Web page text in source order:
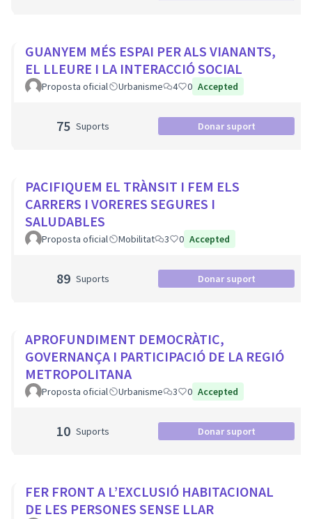
GUANYEM MÉS ESPAI PER ALS VIANANTS,
EL LLEURE I LA INTERACCIÓ SOCIAL
Proposta oficial Urbanisme 4 0 Accepted
75 Suports Donar suport
PACIFIQUEM EL TRÀNSIT I FEM ELS
CARRERS I VORERES SEGURES I
SALUDABLES
Proposta oficial Mobilitat 3 0 Accepted
89 Suports Donar suport
APROFUNDIMENT DEMOCRÀTIC,
GOVERNANÇA I PARTICIPACIÓ DE LA REGIÓ
METROPOLITANA
Proposta oficial Urbanisme 3 0 Accepted
10 Suports Donar suport
FER FRONT A L’EXCLUSIÓ HABITACIONAL
DE LES PERSONES SENSE LLAR